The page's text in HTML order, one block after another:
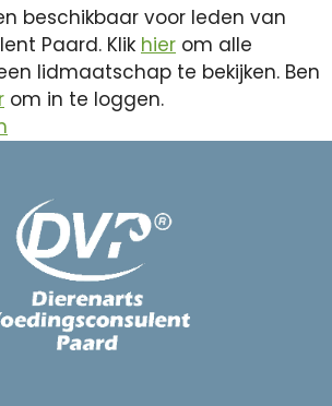
beschikbaar voor leden van
Paard. Klik hier om alle
lidmaatschap te bekijken. Ben
om in te loggen.